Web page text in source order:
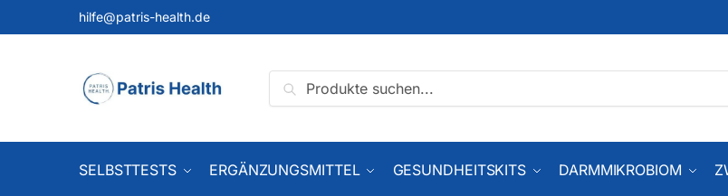
hilfe@patris-health.de
Suchen
SELBSTTESTS ERGÄNZUNGSMITTEL GESUNDHEITSKITS DARMMIKROBIOM